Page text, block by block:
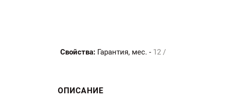
Свойства: Гарантия, мес. - 12 /
ОПИСАНИЕ